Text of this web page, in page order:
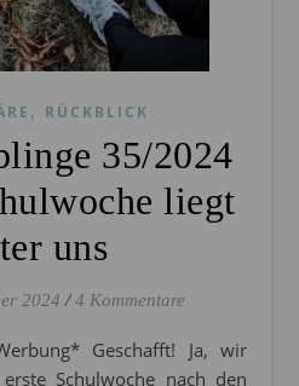
, RÜCKBLICK
35/2024
liegt
uns
2024 / 4 Kommentare
Schulwoche nach den